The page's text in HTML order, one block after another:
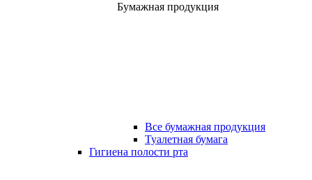
Бумажная продукция
Все бумажная продукция
Туалетная бумага
Гигиена полости рта